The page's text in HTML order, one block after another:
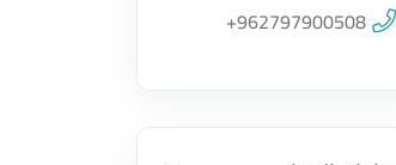
اضغط لتحميل الموقع
+962797900508